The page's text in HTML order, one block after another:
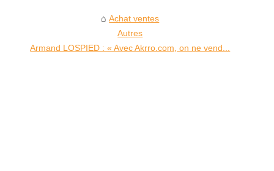
Achat ventes
Autres
Armand LOSPIED : « Avec Akrro.com, on ne vend...